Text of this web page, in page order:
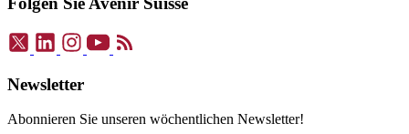
Newsletter
Abonnieren Sie unseren wöchentlichen Newsletter!